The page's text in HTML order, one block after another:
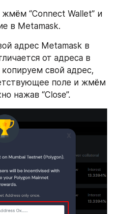
“Connect Wallet” и
в Metamask.
адрес Metamask в
от адреса в
свой адрес,
поле и жмём
нажав “Close”.